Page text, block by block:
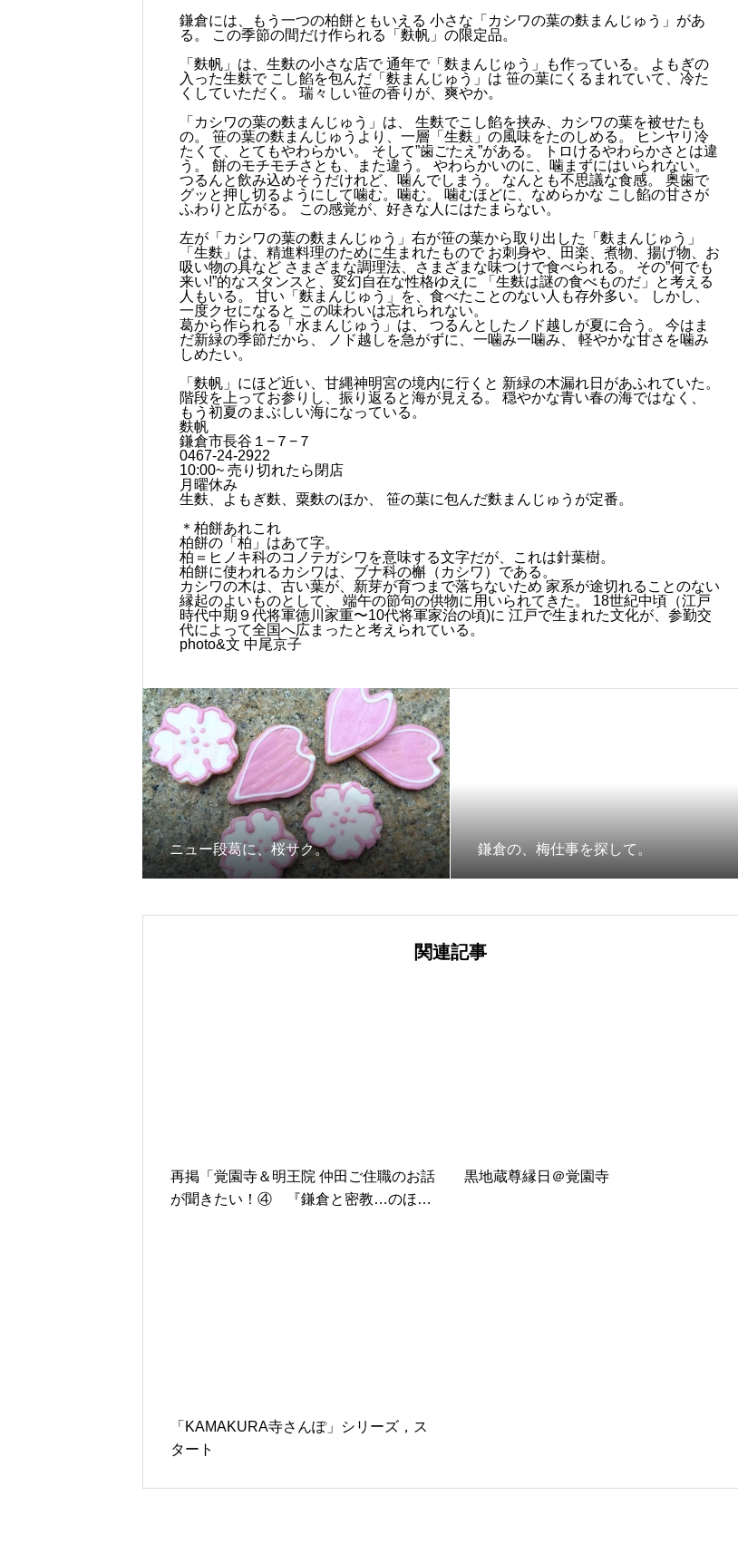
鎌倉には、もう一つの柏餅ともいえる 小さな「カシワの葉の麩まんじゅう」があ
る。 この季節の間だけ作られる「麩帆」の限定品。
「麩帆」は、生麩の小さな店で 通年で「麩まんじゅう」も作っている。 よもぎの
入った生麩で こし餡を包んだ「麩まんじゅう」は 笹の葉にくるまれていて、冷た
くしていただく。 瑞々しい笹の香りが、爽やか。
「カシワの葉の麩まんじゅう」は、 生麩でこし餡を挟み、カシワの葉を被せたも
の。 笹の葉の麩まんじゅうより、一層「生麩」の風味をたのしめる。 ヒンヤリ冷
たくて、とてもやわらかい。 そして”歯ごたえ”がある。 トロけるやわらかさとは違
う。 餅のモチモチさとも、また違う。 やわらかいのに、噛まずにはいられない。
つるんと飲み込めそうだけれど、噛んでしまう。 なんとも不思議な食感。 奥歯で
グッと押し切るようにして噛む。噛む。 噛むほどに、なめらかな こし餡の甘さが
ふわりと広がる。 この感覚が、好きな人にはたまらない。
左が「カシワの葉の麩まんじゅう」右が笹の葉から取り出した「麩まんじゅう」
「生麩」は、精進料理のために生まれたもので お刺身や、田楽、煮物、揚げ物、お
吸い物の具など さまざまな調理法、さまざまな味つけで食べられる。 その”何でも
来い!”的なスタンスと、変幻自在な性格ゆえに 「生麩は謎の食べものだ」と考える
人もいる。 甘い「麩まんじゅう」を、食べたことのない人も存外多い。 しかし、
一度クセになると この味わいは忘れられない。
葛から作られる「水まんじゅう」は、 つるんとしたノド越しが夏に合う。 今はま
だ新緑の季節だから、 ノド越しを急がずに、一噛み一噛み、 軽やかな甘さを噛み
しめたい。
「麩帆」にほど近い、甘縄神明宮の境内に行くと 新緑の木漏れ日があふれていた。
階段を上ってお参りし、振り返ると海が見える。 穏やかな青い春の海ではなく、
もう初夏のまぶしい海になっている。
麩帆
鎌倉市長谷１−７−７
0467-24-2922
10:00~ 売り切れたら閉店
月曜休み
生麩、よもぎ麩、粟麩のほか、 笹の葉に包んだ麩まんじゅうが定番。
＊柏餅あれこれ
柏餅の「柏」はあて字。
柏＝ヒノキ科のコノテガシワを意味する文字だが、これは針葉樹。
柏餅に使われるカシワは、ブナ科の槲（カシワ）である。
カシワの木は、古い葉が、新芽が育つまで落ちないため 家系が途切れることのない
縁起のよいものとして、 端午の節句の供物に用いられてきた。 18世紀中頃（江戸
時代中期９代将軍徳川家重〜10代将軍家治の頃)に 江戸で生まれた文化が、参勤交
代によって全国へ広まったと考えられている。
photo&文 中尾京子
ニュー段葛に、桜サク。 鎌倉の、梅仕事を探して。
関連記事
再掲「覚園寺＆明王院 仲田ご住職のお話
が聞きたい！④ 『鎌倉と密教…のほん
黒地蔵尊縁日＠覚園寺
「KAMAKURA寺さんぽ」シリーズ，ス
タート